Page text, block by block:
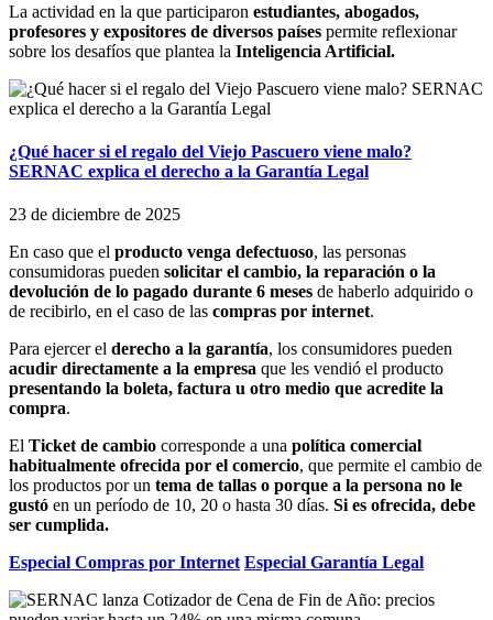
La actividad en la que participaron estudiantes, abogados,
profesores y expositores de diversos países permite reflexionar
sobre los desafíos que plantea la Inteligencia Artificial.
¿Qué hacer si el regalo del Viejo Pascuero viene malo?
SERNAC explica el derecho a la Garantía Legal
23 de diciembre de 2025
En caso que el producto venga defectuoso, las personas
consumidoras pueden solicitar el cambio, la reparación o la
devolución de lo pagado durante 6 meses de haberlo adquirido o
de recibirlo, en el caso de las compras por internet.
Para ejercer el derecho a la garantía, los consumidores pueden
acudir directamente a la empresa que les vendió el producto
presentando la boleta, factura u otro medio que acredite la
compra.
El Ticket de cambio corresponde a una política comercial
habitualmente ofrecida por el comercio, que permite el cambio de
los productos por un tema de tallas o porque a la persona no le
gustó en un período de 10, 20 o hasta 30 días. Si es ofrecida, debe
ser cumplida.
Especial Compras por Internet Especial Garantía Legal